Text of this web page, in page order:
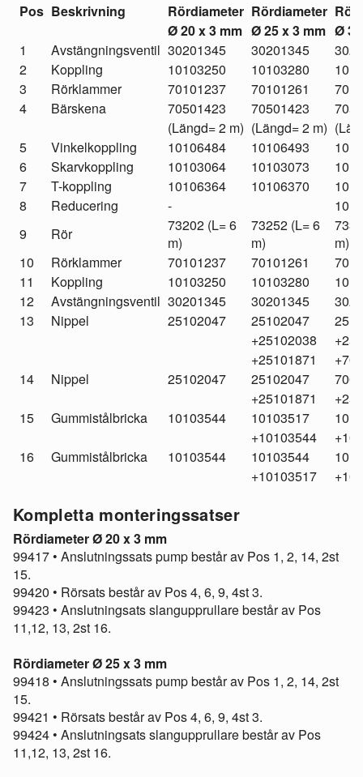
Pos Beskrivning Rördiameter Rördiameter
Ø 20 x 3 mm Ø 25 x 3 mm Ø
1
Avstängningsventil 30201345 30201345
2
Koppling 10103250 10103280
3
Rörklammer 70101237 70101261
4
Bärskena 70501423 70501423
(Längd= 2 m) (Längd= 2 m)
5
Vinkelkoppling 10106484 10106493
6
Skarvkoppling 10103064 10103073
7
T-koppling 10106364 10106370
8
Reducering -
9
Rör
73202 (L= 6
m)
73252 (L= 6
m)
m)
10
Rörklammer 70101237 70101261
11
Koppling 10103250 10103280
12
Avstängningsventil 30201345 30201345
13
Nippel 25102047 25102047
+25102038
+25101871
14
Nippel 25102047 25102047
+25101871
15
Gummistålbricka 10103544 10103517
+10103544
16
Gummistålbricka 10103544 10103544
+10103517
Kompletta monteringssatser
Rördiameter Ø 20 x 3 mm
99417 • Anslutningssats pump består av Pos 1, 2, 14, 2st
15.
99420 • Rörsats består av Pos 4, 6, 9, 4st 3.
99423 • Anslutningsats slangupprullare består av Pos
11,12, 13, 2st 16.
Rördiameter Ø 25 x 3 mm
99418 • Anslutningssats pump består av Pos 1, 2, 14, 2st
15.
99421 • Rörsats består av Pos 4, 6, 9, 4st 3.
99424 • Anslutningsats slangupprullare består av Pos
11,12, 13, 2st 16.